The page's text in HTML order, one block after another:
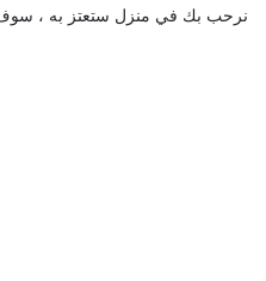
نرحب بك في منزل ستعتز به ، سوف